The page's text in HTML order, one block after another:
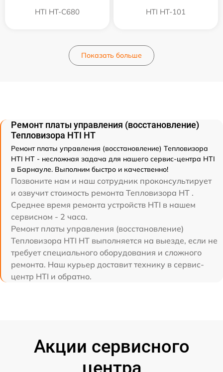
HTI HT-C680 HTI HT-101
Показать больше
Ремонт платы управления (восстановление)
Тепловизора HTI HT
Ремонт платы управления (восстановление) Тепловизора
HTI HT - несложная задача для нашего сервис-центра HTI
в Барнауле. Выполним быстро и качественно!
Позвоните нам и наш сотрудник проконсультирует
и озвучит стоимость ремонта Тепловизора HT .
Среднее время ремонта устройств HTI в нашем
сервисном - 2 часа.
Ремонт платы управления (восстановление)
Тепловизора HTI HT выполняется на выезде, если не
требует специального оборудования и сложного
ремонта. Наш курьер доставит технику в сервис-
центр HTI и обратно.
Акции сервисного